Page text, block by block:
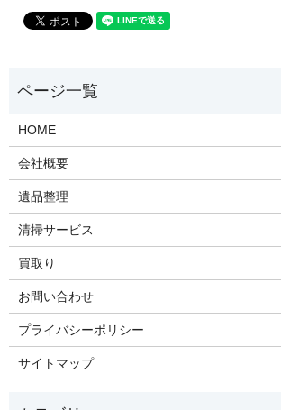
HOME
会社概要
遺品整理
清掃サービス
買取り
お問い合わせ
プライバシーポリシー
サイトマップ